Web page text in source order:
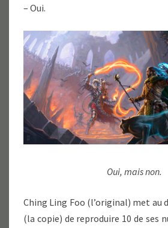
– Oui.
Oui, mais non.
Ching Ling Foo (l’original) met au
(la copie) de reproduire 10 de ses